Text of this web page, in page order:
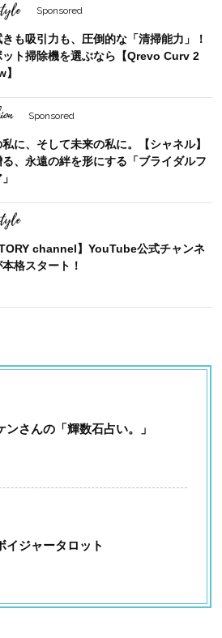
Sponsored
きも吸引力も、圧倒的な「清掃能力」！
ット掃除機を選ぶなら【Qrevo Curv 2
Sponsored
に、そして未来の私に。【シャネル】
る、永遠の絆を形にする「ブライダルフ
channel】YouTube公式チャンネ
格スタート！
ンさんの「輝数石占い。」
イジャータロット